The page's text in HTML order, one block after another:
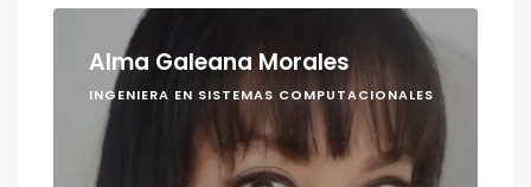
Alma Galeana Morales
INGENIERA EN SISTEMAS COMPUTACIONALES